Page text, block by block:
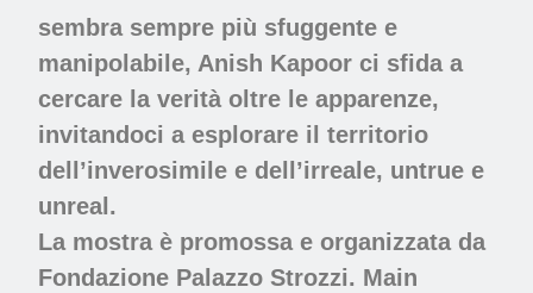
sembra sempre più sfuggente e
manipolabile, Anish Kapoor ci sfida a
cercare la verità oltre le apparenze,
invitandoci a esplorare il territorio
dell’inverosimile e dell’irreale, untrue e
unreal.
La mostra è promossa e organizzata da
Fondazione Palazzo Strozzi. Main